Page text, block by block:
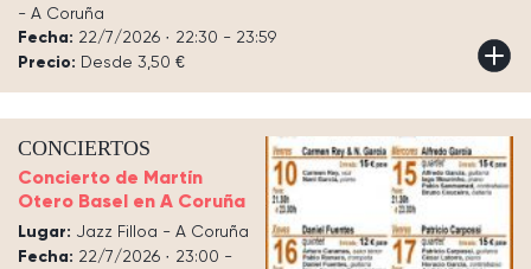
- A Coruña
Fecha: 22/7/2026 · 22:30 - 23:59
Precio: Desde 3,50 €
CONCIERTOS
Concierto de Martín
Otero Basel en A Coruña
Lugar: Jazz Filloa - A Coruña
Fecha: 22/7/2026 · 23:00 -